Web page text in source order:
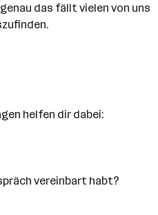
das fällt vielen von uns
helfen dir dabei:
vereinbart habt?